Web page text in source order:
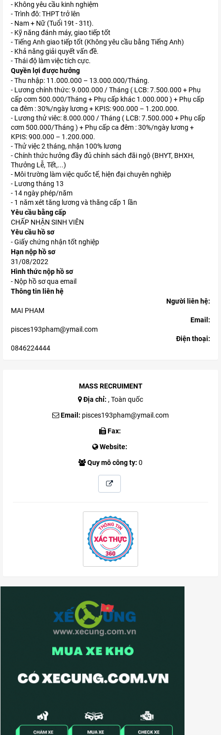
- Không yêu cầu kinh nghiệm
- Trình đô: THPT trở lên
- Nam + Nữ (Tuổi 19t - 31t).
- Kỹ năng đánh máy, giao tiếp tốt
- Tiếng Anh giao tiếp tốt (Không yêu cầu bằng Tiếng Anh)
- Khả năng giải quyết vấn đề.
- Thái độ làm việc tích cực.
Quyền lợi được hưởng
- Thu nhập: 11.000.000 – 13.000.000/Tháng.
- Lương chính thức: 9.000.000 / Tháng ( LCB: 7.500.000 + Phụ
cấp cơm 500.000/Tháng + Phụ cấp khác 1.000.000 ) + Phụ cấp
ca đêm : 30%/ngày lương + KPIS: 900.000 – 1.200.000.
- Lương thử viêc: 8.000.000 / Tháng ( LCB: 7.500.000 + Phụ cấp
cơm 500.000/Tháng ) + Phụ cấp ca đêm : 30%/ngày lương +
KPIS: 900.000 – 1.200.000.
- Thử việc 2 tháng, nhận 100% lương
- Chính thức hưởng đầy đủ chính sách đãi ngộ (BHYT, BHXH,
Thưởng Lễ, Tết,...)
- Môi trường làm việc quốc tế, hiện đại chuyên nghiệp
- Lương tháng 13
- 14 ngày phép/năm
- 1 năm xét tăng lương và thăng cấp 1 lần
Yêu cầu bằng cấp
CHẤP NHẬN SINH VIÊN
Yêu cầu hồ sơ
- Giấy chứng nhận tốt nghiệp
Hạn nộp hồ sơ
31/08/2022
Hình thức nộp hồ sơ
- Nộp hồ sơ qua email
Thông tin liên hệ
Người liên hệ:
MAI PHAM
Email:
pisces193pham@ymail.com
Điện thoại:
0846224444
MASS RECRUIMENT
Địa chỉ: , Toàn quốc
Email: pisces193pham@ymail.com
Fax:
Website:
Quy mô công ty: 0